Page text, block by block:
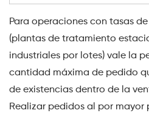
Para operaciones con tasas de
(plantas de tratamiento
industriales por lotes) vale la
cantidad máxima de pedido
de existencias dentro de la
Realizar pedidos al por mayor